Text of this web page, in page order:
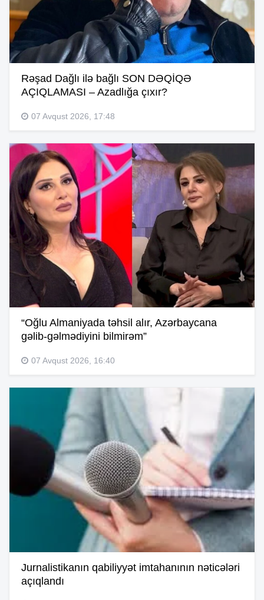
Rəşad Dağlı ilə bağlı SON DƏQİQƏ
AÇIQLAMASI – Azadlığa çıxır?
07 Avqust 2026, 17:48
“Oğlu Almaniyada təhsil alır, Azərbaycana
gəlib-gəlmədiyini bilmirəm”
07 Avqust 2026, 16:40
Jurnalistikanın qabiliyyət imtahanının nəticələri
açıqlandı